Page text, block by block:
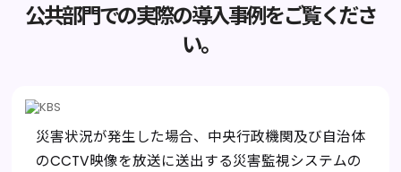
公共部門での実際の導入事例をご覧くださ
い。
災害状況が発生した場合、中央行政機関及び自治体
のCCTV映像を放送に送出する災害監視システムの